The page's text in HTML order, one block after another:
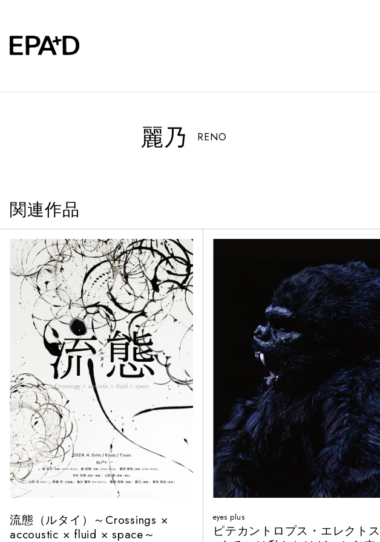
麗乃 RENO
関連作品
流態（ルタイ）～Crossings ×
accoustic × fluid × space～
eyes plus
ピテカントロプス・エレクトス